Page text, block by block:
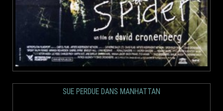
SUE PERDUE DANS MANHATTAN